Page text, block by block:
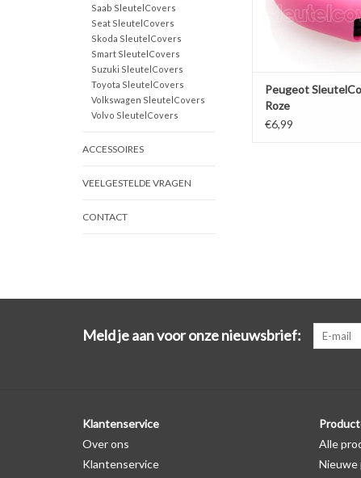
Saab SleutelCovers
Seat SleutelCovers
Skoda SleutelCovers
Smart SleutelCovers
Suzuki SleutelCovers
Toyota SleutelCovers
Volkswagen SleutelCovers
Volvo SleutelCovers
ACCESSOIRES
VEELGESTELDE VRAGEN
CONTACT
Peugeot
Roze
€6,99
Meld je aan voor onze nieuwsbrief:
Klantenservice
Over ons
Klantenservice
Alle
Nieuwe